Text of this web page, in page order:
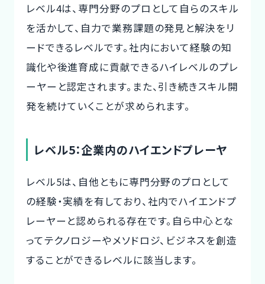
レベル4は、専門分野のプロとして自らのスキル
を活かして、自力で業務課題の発見と解決をリ
ードできるレベルです。社内において経験の知
識化や後進育成に貢献できるハイレベルのプレ
ーヤーと認定されます。また、引き続きスキル開
発を続けていくことが求められます。
レベル5：企業内のハイエンドプレーヤ
レベル5は、自他ともに専門分野のプロとして
の経験・実績を有しており、社内でハイエンドプ
レーヤーと認められる存在です。自ら中心とな
ってテクノロジーやメソドロジ、ビジネスを創造
することができるレベルに該当します。